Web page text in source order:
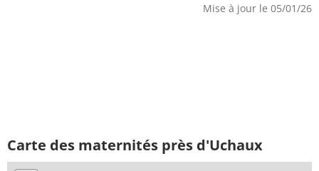
Mise à jour le 05/01/26
Carte des maternités près d'Uchaux